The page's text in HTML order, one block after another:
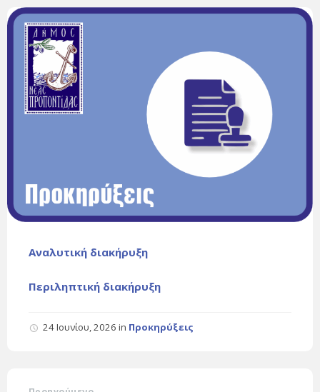
Αναλυτική διακήρυξη
Περιληπτική διακήρυξη
24 Ιουνίου, 2026 in Προκηρύξεις